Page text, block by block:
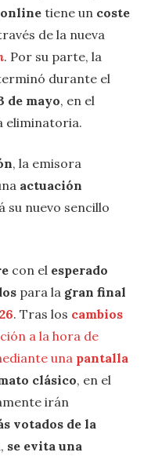
tiene un coste
de la nueva
. Por su parte, la
durante el
de mayo, en el
eliminatoria.
, la emisora
actuación
su nuevo sencillo
con el esperado
para la gran final
. Tras los cambios
a la hora de
una pantalla
clásico, en el
irán
votados de la
se evita una